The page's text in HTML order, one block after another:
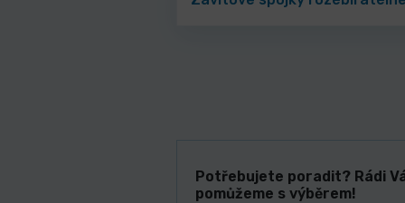
Potřebujete poradit? Rádi
pomůžeme s výběrem!